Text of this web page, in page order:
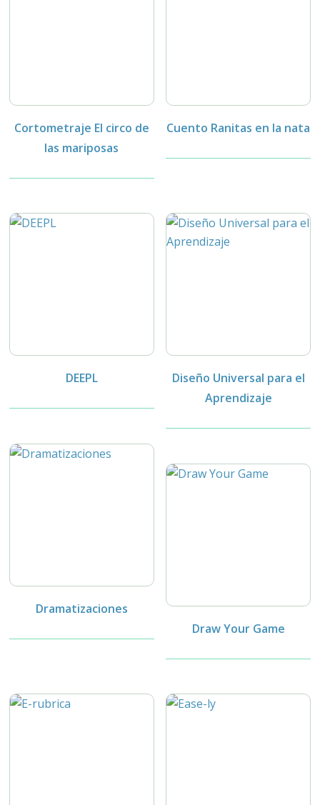
Cortometraje El circo de
las mariposas
Cuento Ranitas en la nata
DEEPL
Diseño Universal para el
Aprendizaje
Dramatizaciones
Draw Your Game